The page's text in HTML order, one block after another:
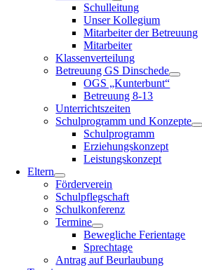
Schulleitung
Unser Kollegium
Mitarbeiter der Betreuung
Mitarbeiter
Klassenverteilung
Betreuung GS Dinschede
OGS „Kunterbunt“
Betreuung 8-13
Unterrichtszeiten
Schulprogramm und Konzepte
Schulprogramm
Erziehungskonzept
Leistungskonzept
Eltern
Förderverein
Schulpflegschaft
Schulkonferenz
Termine
Bewegliche Ferientage
Sprechtage
Antrag auf Beurlaubung